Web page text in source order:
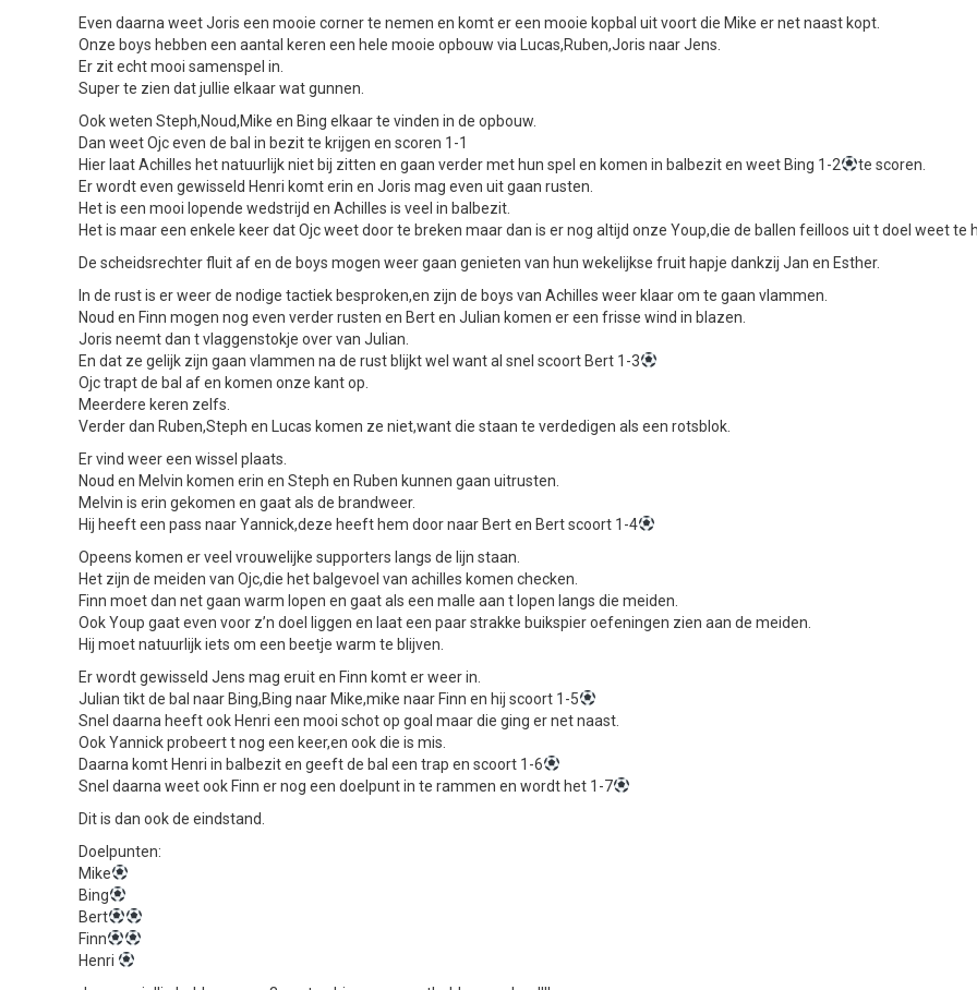
Even daarna weet Joris een mooie corner te nemen en komt er een mooie kopbal uit voort die Mike er net naast kopt.
Onze boys hebben een aantal keren een hele mooie opbouw via Lucas,Ruben,Joris naar Jens.
Er zit echt mooi samenspel in.
Super te zien dat jullie elkaar wat gunnen.
Ook weten Steph,Noud,Mike en Bing elkaar te vinden in de opbouw.
Dan weet Ojc even de bal in bezit te krijgen en scoren 1-1
Hier laat Achilles het natuurlijk niet bij zitten en gaan verder met hun spel en komen in balbezit en weet Bing 1-2
te scoren.
Er wordt even gewisseld Henri komt erin en Joris mag even uit gaan rusten.
Het is een mooi lopende wedstrijd en Achilles is veel in balbezit.
Het is maar een enkele keer dat Ojc weet door te breken maar dan is er nog altijd onze Youp,die de ballen feilloos uit t doel weet te
De scheidsrechter fluit af en de boys mogen weer gaan genieten van hun wekelijkse fruit hapje dankzij Jan en Esther.
In de rust is er weer de nodige tactiek besproken,en zijn de boys van Achilles weer klaar om te gaan vlammen.
Noud en Finn mogen nog even verder rusten en Bert en Julian komen er een frisse wind in blazen.
Joris neemt dan t vlaggenstokje over van Julian.
En dat ze gelijk zijn gaan vlammen na de rust blijkt wel want al snel scoort Bert 1-3
Ojc trapt de bal af en komen onze kant op.
Meerdere keren zelfs.
Verder dan Ruben,Steph en Lucas komen ze niet,want die staan te verdedigen als een rotsblok.
Er vind weer een wissel plaats.
Noud en Melvin komen erin en Steph en Ruben kunnen gaan uitrusten.
Melvin is erin gekomen en gaat als de brandweer.
Hij heeft een pass naar Yannick,deze heeft hem door naar Bert en Bert scoort 1-4
Opeens komen er veel vrouwelijke supporters langs de lijn staan.
Het zijn de meiden van Ojc,die het balgevoel van achilles komen checken.
Finn moet dan net gaan warm lopen en gaat als een malle aan t lopen langs die meiden.
Ook Youp gaat even voor z’n doel liggen en laat een paar strakke buikspier oefeningen zien aan de meiden.
Hij moet natuurlijk iets om een beetje warm te blijven.
Er wordt gewisseld Jens mag eruit en Finn komt er weer in.
Julian tikt de bal naar Bing,Bing naar Mike,mike naar Finn en hij scoort 1-5
Snel daarna heeft ook Henri een mooi schot op goal maar die ging er net naast.
Ook Yannick probeert t nog een keer,en ook die is mis.
Daarna komt Henri in balbezit en geeft de bal een trap en scoort 1-6
Snel daarna weet ook Finn er nog een doelpunt in te rammen en wordt het 1-7
Dit is dan ook de eindstand.
Doelpunten:
Mike
Bing
Bert
Finn
Henri